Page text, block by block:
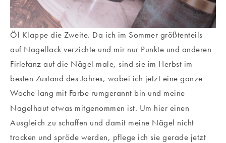
Öl Klappe die Zweite. Da ich im Sommer größtenteils
auf Nagellack verzichte und mir nur Punkte und anderen
Firlefanz auf die Nägel male, sind sie im Herbst im
besten Zustand des Jahres, wobei ich jetzt eine ganze
Woche lang mit Farbe rumgerannt bin und meine
Nagelhaut etwas mitgenommen ist. Um hier einen
Ausgleich zu schaffen und damit meine Nägel nicht
trocken und spröde werden, pflege ich sie gerade jetzt